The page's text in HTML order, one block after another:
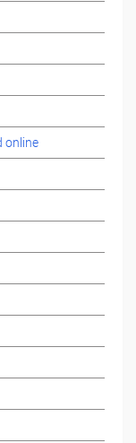
online